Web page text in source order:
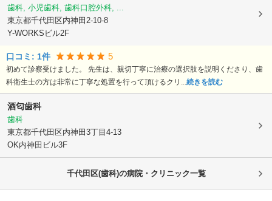
歯科, 小児歯科, 歯科口腔外科, ...
東京都千代田区内神田2-10-8
Y-WORKSビル2F
口コミ: 1件 5
初めて診察受けました。 先生は、親切丁寧に治療の選択肢を説明くださり、歯
科衛生士の方は非常に丁寧な処置を行って頂けるクリ... 続きを読む
酒匂歯科
歯科
東京都千代田区内神田3丁目4-13
OK内神田ビル3F
千代田区(歯科)の病院・クリニック一覧